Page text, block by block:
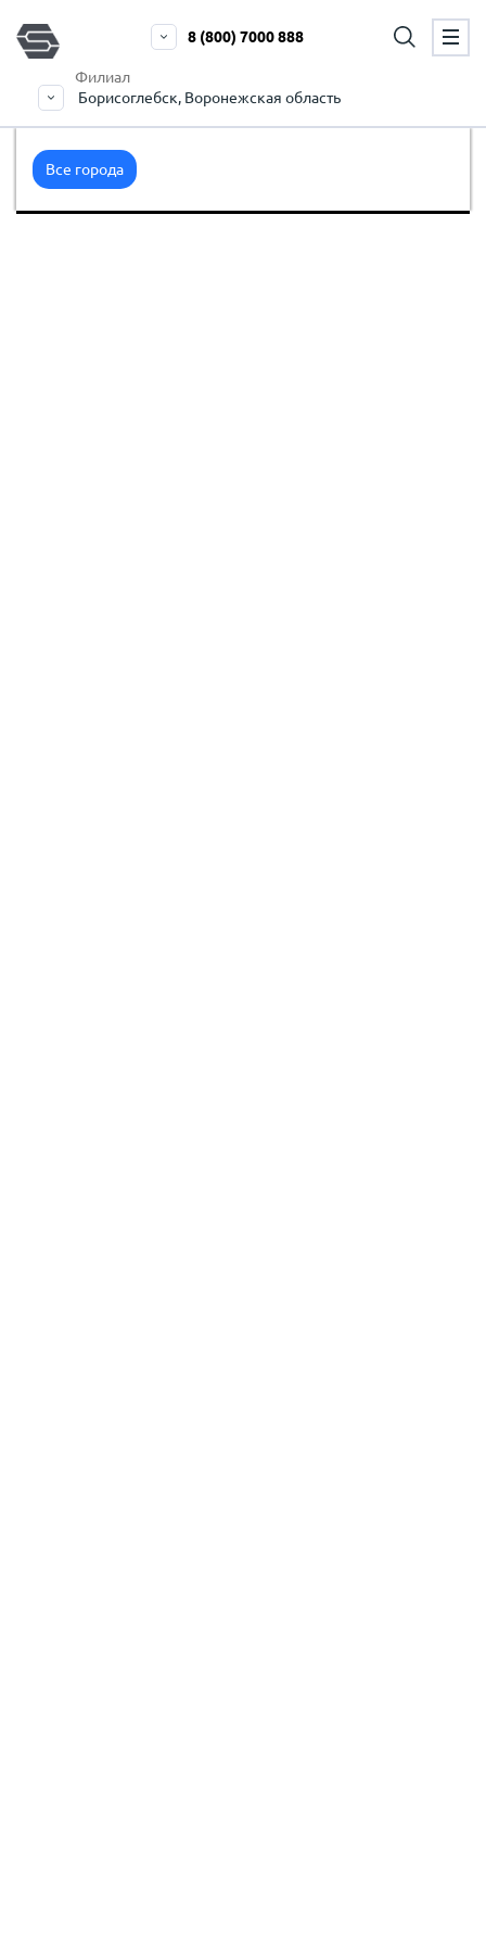
Филиал
Борисоглебск, Воронежская область
8 (800) 7000 888
Все города